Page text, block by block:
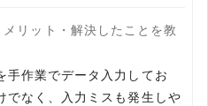
リット・解決したことを教
手作業でデータ入力してお
でなく、入力ミスも発生しや